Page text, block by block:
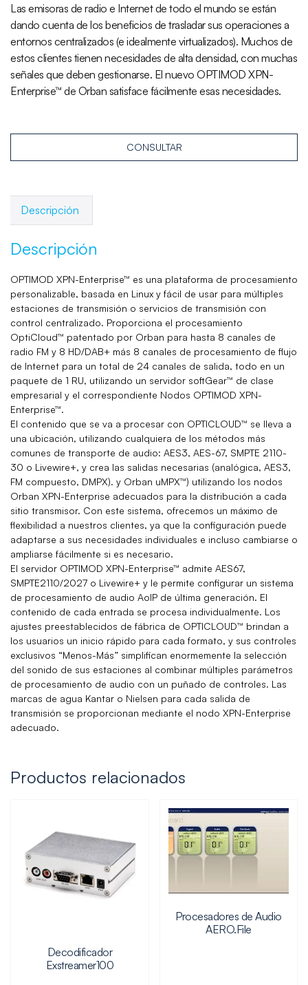
Las emisoras de radio e Internet de todo el mundo se están
dando cuenta de los beneficios de trasladar sus operaciones a
entornos centralizados (e idealmente virtualizados). Muchos de
estos clientes tienen necesidades de alta densidad, con muchas
señales que deben gestionarse. El nuevo OPTIMOD XPN-
Enterprise™ de Orban satisface fácilmente esas necesidades.
CONSULTAR
Descripción
Descripción
OPTIMOD XPN-Enterprise™ es una plataforma de procesamiento
personalizable, basada en Linux y fácil de usar para múltiples
estaciones de transmisión o servicios de transmisión con
control centralizado. Proporciona el procesamiento
OptiCloud™ patentado por Orban para hasta 8 canales de
radio FM y 8 HD/DAB+ más 8 canales de procesamiento de flujo
de Internet para un total de 24 canales de salida, todo en un
paquete de 1 RU, utilizando un servidor softGear™ de clase
empresarial y el correspondiente Nodos OPTIMOD XPN-
Enterprise™.
El contenido que se va a procesar con OPTICLOUD™ se lleva a
una ubicación, utilizando cualquiera de los métodos más
comunes de transporte de audio: AES3, AES-67, SMPTE 2110-
30 o Livewire+, y crea las salidas necesarias (analógica, AES3,
FM compuesto, DMPX). y Orban uMPX™) utilizando los nodos
Orban XPN-Enterprise adecuados para la distribución a cada
sitio transmisor. Con este sistema, ofrecemos un máximo de
flexibilidad a nuestros clientes, ya que la configuración puede
adaptarse a sus necesidades individuales e incluso cambiarse o
ampliarse fácilmente si es necesario.
El servidor OPTIMOD XPN-Enterprise™ admite AES67,
SMPTE2110/2027 o Livewire+ y le permite configurar un sistema
de procesamiento de audio AoIP de última generación. El
contenido de cada entrada se procesa individualmente. Los
ajustes preestablecidos de fábrica de OPTICLOUD™ brindan a
los usuarios un inicio rápido para cada formato, y sus controles
exclusivos “Menos-Más” simplifican enormemente la selección
del sonido de sus estaciones al combinar múltiples parámetros
de procesamiento de audio con un puñado de controles. Las
marcas de agua Kantar o Nielsen para cada salida de
transmisión se proporcionan mediante el nodo XPN-Enterprise
adecuado.
Productos relacionados
Decodificador
Exstreamer100
Procesadores de Audio
AERO.File